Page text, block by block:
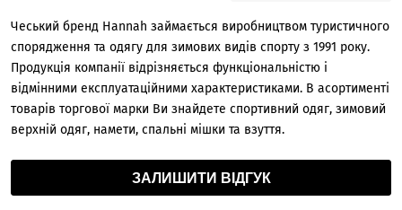
Чеський бренд Hannah займається виробництвом туристичного
спорядження та одягу для зимових видів спорту з 1991 року.
Продукція компанії відрізняється функціональністю і
відмінними експлуатаційними характеристиками. В асортименті
товарів торгової марки Ви знайдете спортивний одяг, зимовий
верхній одяг, намети, спальні мішки та взуття.
ЗАЛИШИТИ ВІДГУК